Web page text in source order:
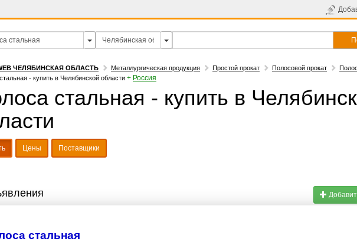
ЧЕЛЯБИНСКАЯ ОБЛАСТЬ Металлургическая продукция Простой прокат Полосовой прокат
- купить в Челябинской области + Россия
стальная - купить в
Цены Поставщики
стальная